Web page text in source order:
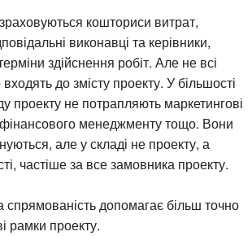
кошториси витрат,
виконавці та керівники,
здійснення робіт. Але не всі
до змісту проекту. У більшості
проекту не потрапляють маркетингові
менеджменту тощо. Вони
але у складі не проекту, а
частіше за все замовника проекту.
спрямованість допомагає більш точно
рамки проекту.